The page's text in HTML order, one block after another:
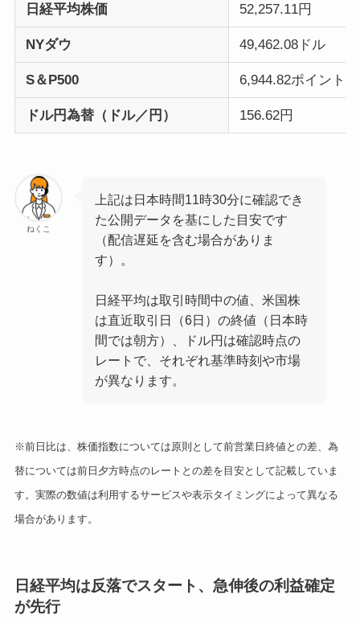
日経平均株価 52,257.11円
NYダウ 49,462.08ドル
S＆P500 6,944.82ポイント
ドル円為替（ドル／円） 156.62円
ねくこ
上記は日本時間11時30分に確認でき
た公開データを基にした目安です
（配信遅延を含む場合がありま
す）。
日経平均は取引時間中の値、米国株
は直近取引日（6日）の終値（日本時
間では朝方）、ドル円は確認時点の
レートで、それぞれ基準時刻や市場
が異なります。
※前日比は、株価指数については原則として前営業日終値との差、為
替については前日夕方時点のレートとの差を目安として記載していま
す。実際の数値は利用するサービスや表示タイミングによって異なる
場合があります。
日経平均は反落でスタート、急伸後の利益確定
が先行